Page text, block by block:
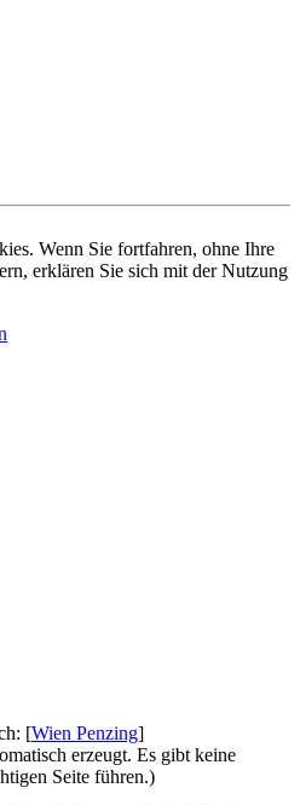
Wenn Sie fortfahren, ohne Ihre
erklären Sie sich mit der Nutzung
[Wien Penzing]
erzeugt. Es gibt keine
Seite führen.)